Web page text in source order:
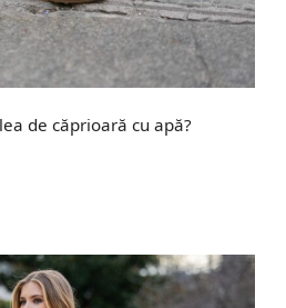
de căprioară cu apă?